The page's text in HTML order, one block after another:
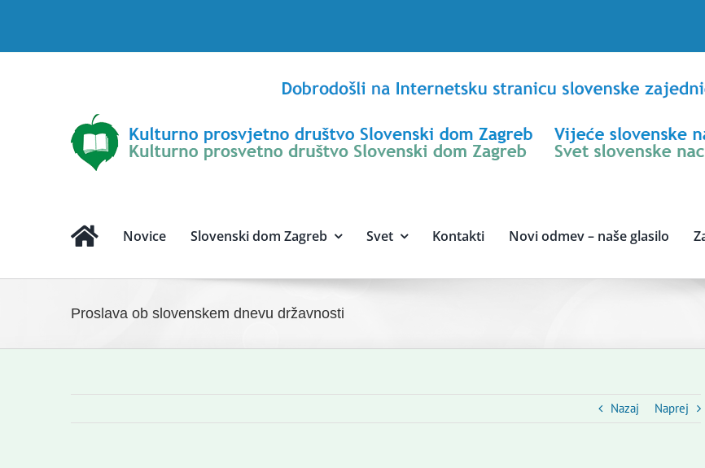
Novice Slovenski dom Zagreb Svet Kontakti Novi odmev – naše glasilo
Proslava ob slovenskem dnevu državnosti
Nazaj Naprej